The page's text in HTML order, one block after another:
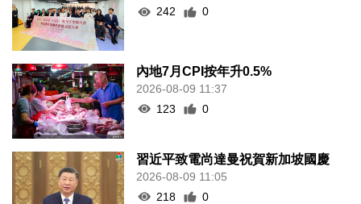
242
0
內地7月CPI按年升0.5%
2026-08-09 11:37
123
0
習近平致電尚達曼祝賀新加坡國慶
2026-08-09 11:05
218
0